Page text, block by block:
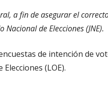
a fin de asegurar el
de Elecciones (JNE).
de intención de
(LOE).